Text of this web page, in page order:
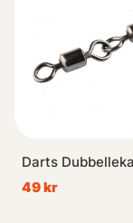
Darts
49 kr